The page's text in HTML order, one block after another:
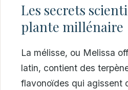
Les secrets
plante millénaire
La mélisse, ou Melissa
latin, contient des
flavonoïdes qui agissent